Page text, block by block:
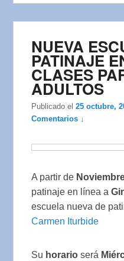
NUEVA
PATINAJE
CLASES
ADULTOS
Publicado el25 octubre,
Comentarios ↓
A partir de
patinaje en línea a
escuela nueva de
Carmen Iturbide
Su horario será